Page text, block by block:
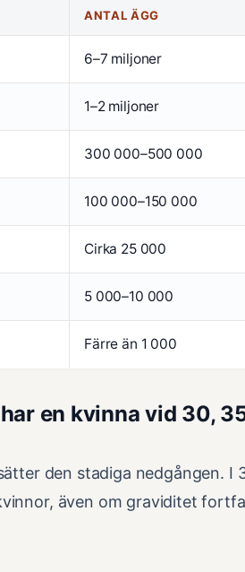
ANTAL ÄGG
6–7 miljoner
1–2 miljoner
300 000–500 000
100 000–150 000
Cirka 25 000
5 000–10 000
Färre än 1 000
en kvinna vid 30,
den stadiga nedgången. I
även om graviditet